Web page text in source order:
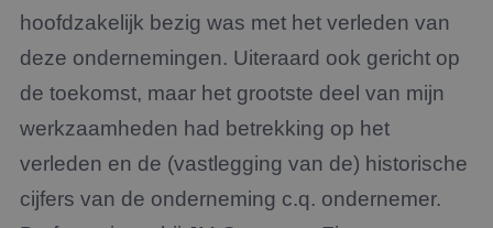
hoofdzakelijk bezig was met het verleden van
deze ondernemingen. Uiteraard ook gericht op
de toekomst, maar het grootste deel van mijn
werkzaamheden had betrekking op het
verleden en de (vastlegging van de) historische
cijfers van de onderneming c.q. ondernemer.